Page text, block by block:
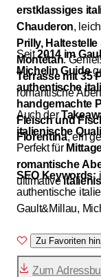
erstklassiges
Chauderon,
Prilly, Haltestelle
Montétan.
Terrasse mit 35
romantische
Seit2014 im
Michelin Guide
authentische
handgemachte
Fleisch und
Fiorentina, ein
Auch der
italienische
Perfekt für
romantische
ultimative
SEO Keywords:
authentische
Gault&Millau,
Pasta,
Takeaway
Zu Favoriten
Zum